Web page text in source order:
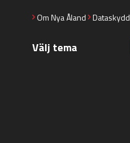
Om Nya Åland Dataskydd
Välj tema